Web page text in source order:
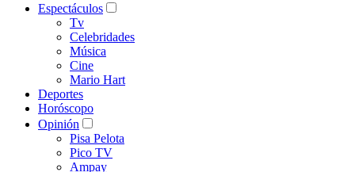
Espectáculos
Tv
Celebridades
Música
Cine
Mario Hart
Deportes
Horóscopo
Opinión
Pisa Pelota
Pico TV
Ampay